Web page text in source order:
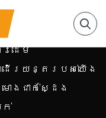
ដើម
ើរយន្តរបស់យើង
ោងជាក់ស្ដែង
ក់